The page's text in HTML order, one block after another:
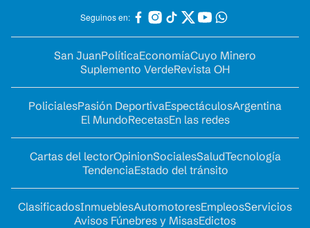
Seguinos en:
San JuanPolíticaEconomíaCuyo Minero
Suplemento VerdeRevista OH
PolicialesPasión DeportivaEspectáculosArgentina
El MundoRecetasEn las redes
Cartas del lectorOpinionSocialesSaludTecnología
TendenciaEstado del tránsito
ClasificadosInmueblesAutomotoresEmpleosServicios
Avisos Fúnebres y MisasEdictos